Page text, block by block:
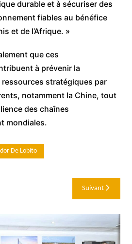
durable et à sécuriser des
fiables au bénéfice
et de l’Afrique. »
que ces
à prévenir la
stratégiques par
notamment la Chine, tout
des chaînes
mondiales.
De Lobito
Suivant